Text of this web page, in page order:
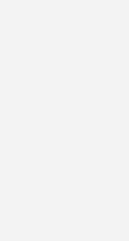
ermöglicht
Auswahl des richtigen
Luft-, Klima- und